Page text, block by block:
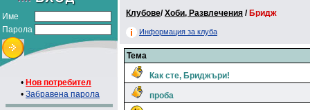
Име
Парола
• Нов потребител
• Забравена парола
Клубове/Хоби, Развлечения / Бридж
Информация за клуба
Тема
Как сте, Бриджъри!
проба